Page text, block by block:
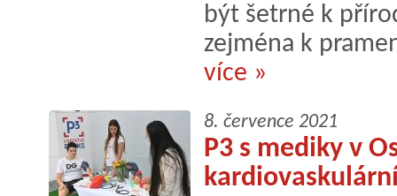
být šetrné k
zejména k
více »
8. července 2021
P3 s mediky v